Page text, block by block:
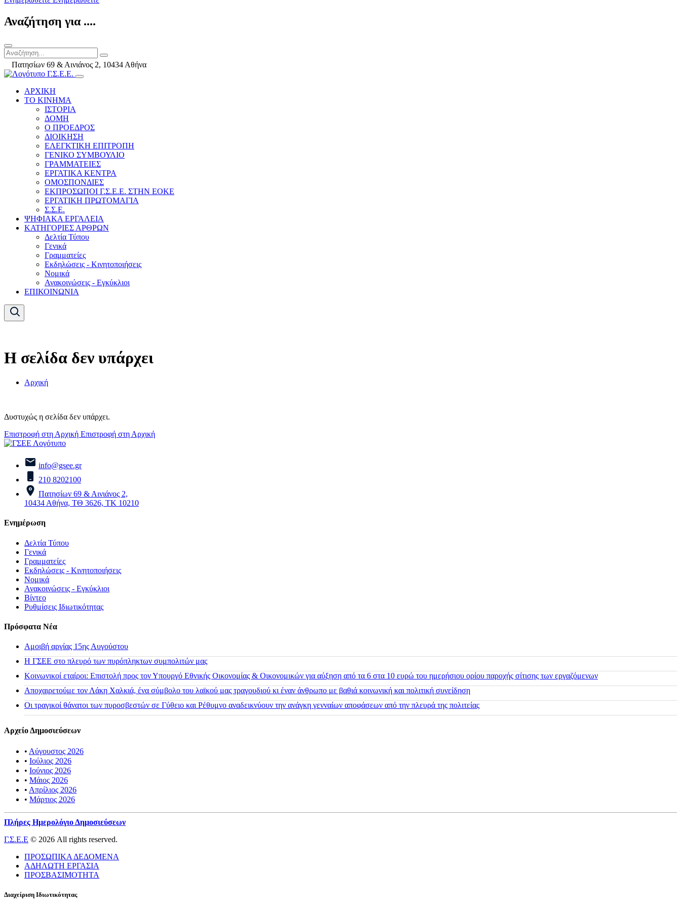
Αναζήτηση για ....
Πατησίων 69 & Αινιάνος 2, 10434 Αθήνα
ΑΡΧΙΚΗ
ΤΟ ΚΙΝΗΜΑ
ΙΣΤΟΡΙΑ
ΔΟΜΗ
Ο ΠΡΟΕΔΡΟΣ
ΔΙΟΙΚΗΣΗ
ΕΛΕΓΚΤΙΚΗ ΕΠΙΤΡΟΠΗ
ΓΕΝΙΚΟ ΣΥΜΒΟΥΛΙΟ
ΓΡΑΜΜΑΤΕΙΕΣ
ΕΡΓΑΤΙΚΑ ΚΕΝΤΡΑ
ΟΜΟΣΠΟΝΔΙΕΣ
ΕΚΠΡΟΣΩΠΟΙ Γ.Σ.Ε.Ε. ΣΤΗΝ ΕΟΚΕ
ΕΡΓΑΤΙΚΗ ΠΡΩΤΟΜΑΓΙΑ
Σ.Σ.Ε.
ΨΗΦΙΑΚΑ ΕΡΓΑΛΕΙΑ
ΚΑΤΗΓΟΡΙΕΣ ΑΡΘΡΩΝ
Δελτία Τύπου
Γενικά
Γραμματείες
Εκδηλώσεις - Κινητοποιήσεις
Νομικά
Ανακοινώσεις - Εγκύκλιοι
ΕΠΙΚΟΙΝΩΝΙΑ
Η σελίδα δεν υπάρχει
Αρχική
Δυστυχώς η σελίδα δεν υπάρχει.
Επιστροφή στη Αρχική Επιστροφή στη Αρχική
info@gsee.gr
210 8202100
Πατησίων 69 & Αινιάνος 2,
10434 Αθήνα, ΤΘ 3626, ΤΚ 10210
Ενημέρωση
Δελτία Τύπου
Γενικά
Γραμματείες
Εκδηλώσεις - Κινητοποιήσεις
Νομικά
Ανακοινώσεις - Εγκύκλιοι
Βίντεο
Ρυθμίσεις Ιδιωτικότητας
Πρόσφατα Νέα
Αμοιβή αργίας 15ης Αυγούστου
H ΓΣΕΕ στο πλευρό των πυρόπληκτων συμπολιτών μας
Κοινωνικοί εταίροι: Επιστολή προς τον Υπουργό Εθνικής Οικονομίας & Οικονομικών για αύξηση από τα 6 στα 10 ευρώ του ημερήσιου ορίου παροχής σίτισης των εργαζόμενων
Αποχαιρετούμε τον Λάκη Χαλκιά, ένα σύμβολο του λαϊκού μας τραγουδιού κι έναν άνθρωπο με βαθιά κοινωνική και πολιτική συνείδηση
Οι τραγικοί θάνατοι των πυροσβεστών σε Γύθειο και Ρέθυμνο αναδεικνύουν την ανάγκη γενναίων αποφάσεων από την πλευρά της πολιτείας
Αρχείο Δημοσιεύσεων
• Αύγουστος 2026
• Ιούλιος 2026
• Ιούνιος 2026
• Μάιος 2026
• Απρίλιος 2026
• Μάρτιος 2026
Πλήρες Ημερολόγιο Δημοσιεύσεων
Γ.Σ.Ε.Ε © 2026 All rights reserved.
ΠΡΟΣΩΠΙΚΑ ΔΕΔΟΜΕΝΑ
ΑΔΗΛΩΤΗ ΕΡΓΑΣΙΑ
ΠΡΟΣΒΑΣΙΜΟΤΗΤΑ
Διαχείριση Ιδιωτικότητας